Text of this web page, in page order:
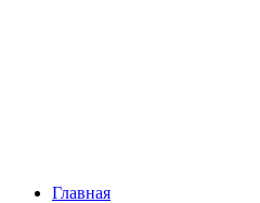
Главная